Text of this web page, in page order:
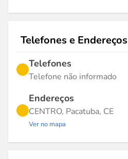
Telefones e Endereços
Telefones
Telefone não informado
Endereços
CENTRO, Pacatuba, CE
Ver no mapa